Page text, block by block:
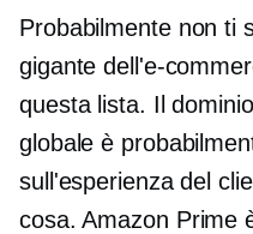
Probabilmente non ti
gigante dell'e-
questa lista. Il
globale è
sull'esperienza del
cosa. Amazon Prime